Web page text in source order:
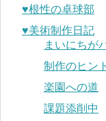
♥︎根性の卓球部
♥︎美術制作日記
まいにちが
制作のヒント
楽園への道
課題添削中